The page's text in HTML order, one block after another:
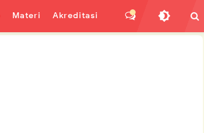
Materi Akreditasi